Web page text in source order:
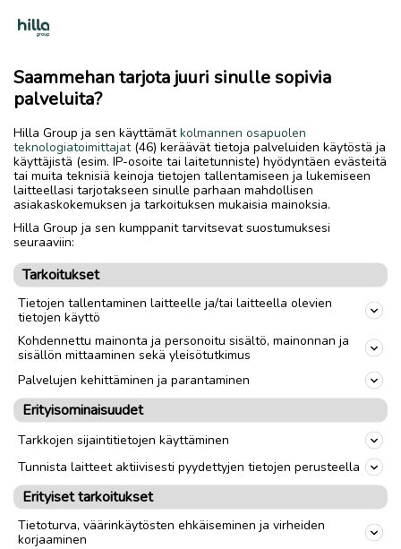
Haukkojen pesästä sen erottavat jopa useita
senttejä paksut rakennusainesoksat, kun taas
paksumpia oksia.
Merikotka pesii myös yleensä puun
latvukseen, ja sen pesä on rakennettu kuivista
oksista ja siinä voi olla lisäksi muuan tuore
oksa. Molemmat kotkat voivat pesiä kerran
valitsemassaan puussa useita vuosia.
Pesäaineksista saattaa muodostua vähitellen
satojen kilojen painoinen risurakennelma.
Lähes kaikissa ennestään tunnetuissa pesissä
on numeroitu pesäkyltti, mutta joistakin se
vielä puuttuu.
Ilmoitus Metsähallitukseen
Pesistä pyydetään ilmoittamaan
Metsähallitukseen Tuomo Ollilalle, puhelin
0400 241448 tai sähköpostilla
tuomo.ollila@metsa.fi.
Saammehan tarjota juuri sinulle sopivia
palveluita?
Hilla Group ja sen käyttämätkolmannen osapuolen
teknologiatoimittajat(46) keräävät tietoja palveluiden käytöstä ja
käyttäjistä (esim. IP-osoite tai laitetunniste) hyödyntäen evästeitä
tai muita teknisiä keinoja tietojen tallentamiseen ja lukemiseen
laitteellasi tarjotakseen sinulle parhaan mahdollisen
asiakaskokemuksen ja tarkoituksen mukaisia mainoksia.
Hilla Group ja sen kumppanit tarvitsevat suostumuksesi
seuraaviin:
Tarkoitukset
Tietojen tallentaminen laitteelle ja/tai laitteella olevien
tietojen käyttö
Kohdennettu mainonta ja personoitu sisältö, mainonnan ja
sisällön mittaaminen sekä yleisötutkimus
Palvelujen kehittäminen ja parantaminen
Erityisominaisuudet
Tarkkojen sijaintitietojen käyttäminen
Tunnista laitteet aktiivisesti pyydettyjen tietojen perusteella
Erityiset tarkoitukset
Tietoturva, väärinkäytösten ehkäiseminen ja virheiden
korjaaminen